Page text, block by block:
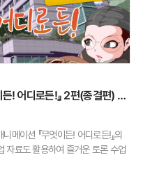
양성평등교육 단편 애니메이션 『무엇이든! 어디로든!』 2편(종결편) 공개
이션 『무엇이든! 어디로든!』의
자료도 활용하여 즐거운 토론 수업